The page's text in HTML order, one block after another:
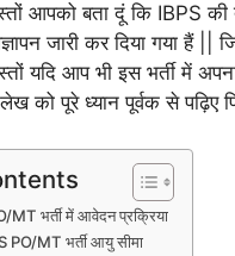
आपको बता दूं कि
जारी कर दिया गया हैं
यदि आप भी इस भर्ती में
को पूरे ध्यान पूर्वक से पढ़िए
MT भर्ती में आवेदन प्रक्रिया
PO/MT भर्ती आयु सीमा